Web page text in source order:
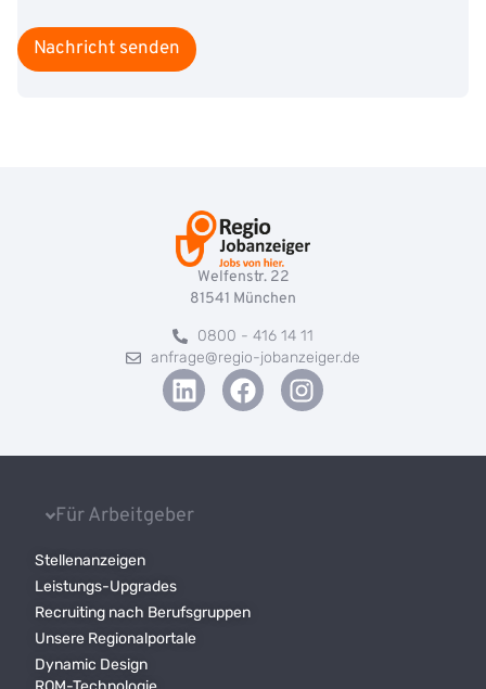
Nachricht senden
Welfenstr. 22
81541 München
0800 - 416 14 11
anfrage@regio-jobanzeiger.de
Für Arbeitgeber
Stellenanzeigen
Leistungs-Upgrades
Recruiting nach Berufsgruppen
Unsere Regionalportale
Dynamic Design